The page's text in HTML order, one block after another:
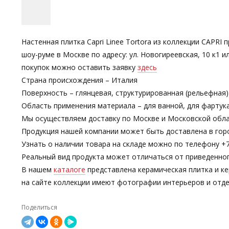
Настенная плитка Capri Linee Tortora из коллекции
шоу-руме в Москве по адресу: ул. Новогиреевская, 10
покупок можно оставить заявку здесь
Страна происхождения – Италия
Поверхность – глянцевая, структурированная (рельефная)
Область применения материала – для ванной, для
Мы осуществляем доставку по Москве и Московской
Продукция нашей компании может быть доставлена в
Узнать о наличии товара на складе можно по телефону
Реальный вид продукта может отличаться от
В нашем каталоге представлена керамическая плитка и
на сайте коллекции имеют фотографии интерьеров и
Поделиться